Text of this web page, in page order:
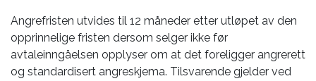
Angrefristen utvides til 12 måneder etter utløpet av den
opprinnelige fristen dersom selger ikke før
avtaleinngåelsen opplyser om at det foreligger angrerett
og standardisert angreskjema. Tilsvarende gjelder ved